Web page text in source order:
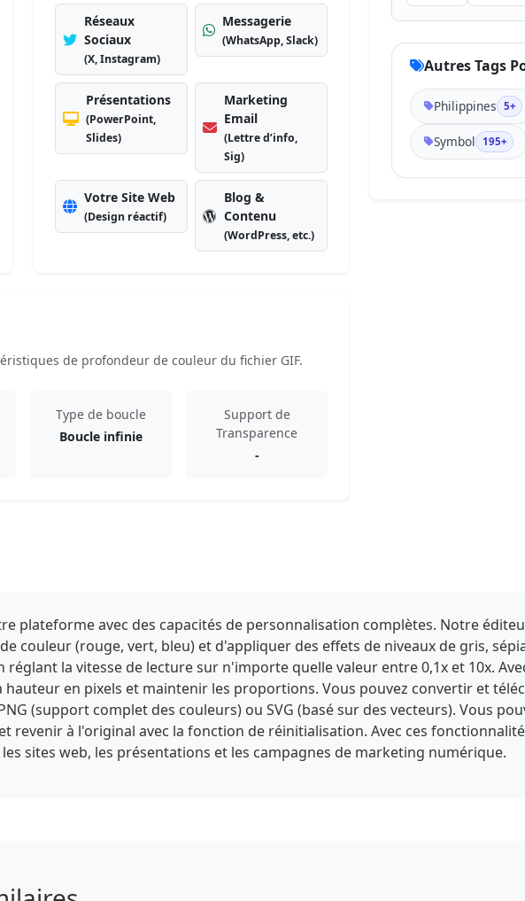
Réseaux
Sociaux
(X, Instagram)
Messagerie
(WhatsApp, Slack)
Présentations
(PowerPoint,
Slides)
Marketing
Email
(Lettre d’info,
Sig)
Votre Site Web
(Design réactif)
Blog &
Contenu
(WordPress, etc.)
de profondeur de couleur du fichier GIF.
Type de boucle
Boucle infinie
Support de
Transparence
-
Autres Tags
Philippines 5+
Symbol 195+
plateforme avec des capacités de personnalisation complètes. Notre
couleur (rouge, vert, bleu) et d'appliquer des effets de niveaux de gris,
la vitesse de lecture sur n'importe quelle valeur entre 0,1x et 10x.
en pixels et maintenir les proportions. Vous pouvez convertir et
(support complet des couleurs) ou SVG (basé sur des vecteurs). Vous
revenir à l'original avec la fonction de réinitialisation. Avec ces
sites web, les présentations et les campagnes de marketing numérique.